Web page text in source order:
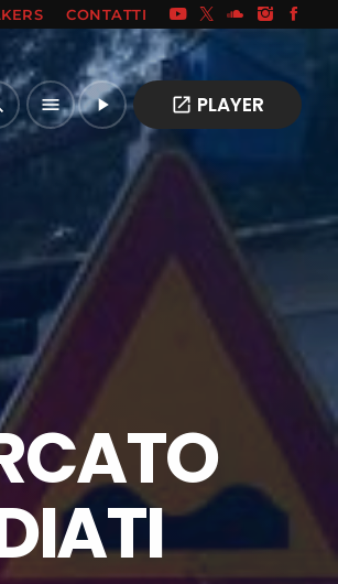
CONTATTI
menu play_arrow open_in_new PLAYER